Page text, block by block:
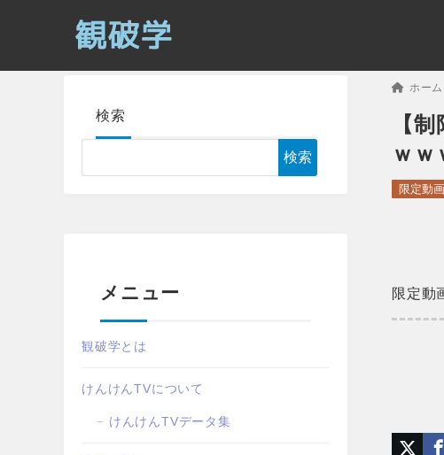
ホーム
【
ｗｗ
限定動画
限定動
検索
検索
メニュー
観破学とは
けんけんTVについて
けんけんTVデータ集